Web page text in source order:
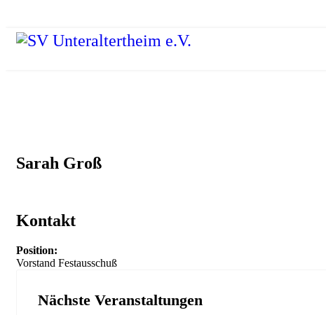
Sarah Groß
Kontakt
Position:
Vorstand Festausschuß
Nächste Veranstaltungen